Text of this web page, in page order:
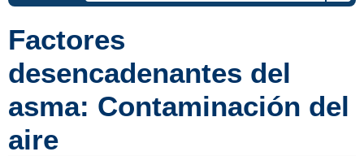
Factores
desencadenantes del
asma: Contaminación del
aire